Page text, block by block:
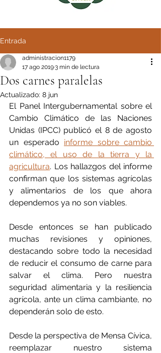
Entrada
Dos carnes paralelas
administracion1179
17 ago 20193 min de lectura
Actualizado: 8 jun
El Panel Intergubernamental sobre el
Cambio Climático de las Naciones
Unidas (IPCC) publicó el 8 de agosto
un esperado informe sobre cambio
climático, el uso de la tierra y la
agricultura. Los hallazgos del informe
confirman que los sistemas agrícolas
y alimentarios de los que ahora
dependemos ya no son viables.
Desde entonces se han publicado
muchas revisiones y opiniones,
destacando sobre todo la necesidad
de reducir el consumo de carne para
salvar el clima. Pero nuestra
seguridad alimentaria y la resiliencia
agrícola, ante un clima cambiante, no
dependerán solo de esto.
Desde la perspectiva de Mensa Cívica,
reemplazar nuestro sistema